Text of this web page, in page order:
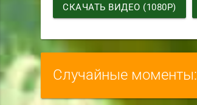
СКАЧАТЬ ВИДЕО (1080P)
Случайные моменты: